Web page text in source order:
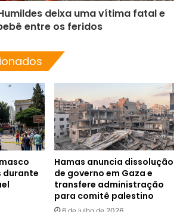
deixa uma vítima fatal e
entre os feridos
durante
Hamas anuncia dissolução
de governo em Gaza e
transfere administração
para comitê palestino